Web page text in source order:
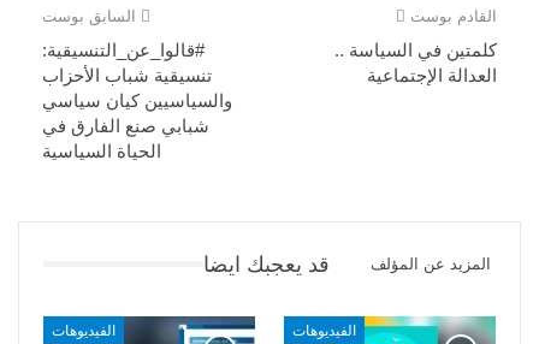
السابق بوست
#قالوا_عن_التنسيقية:
تنسيقية شباب الأحزاب
والسياسيين كيان سياسي
شبابي صنع الفارق في
الحياة السياسية
القادم بوست
كلمتين في السياسة ..
العدالة الإجتماعية
قد يعجبك ايضا المزيد عن المؤلف
الفيديوهات الفيديوهات